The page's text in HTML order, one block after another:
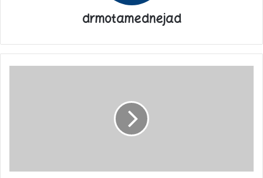
برای آشنایی با جلوه‌هایی از مشارکت ارزشمند بانوان ایران زمین در
پویش تمام عیار، با این گزارش همراه شوید.
drmotamednejad